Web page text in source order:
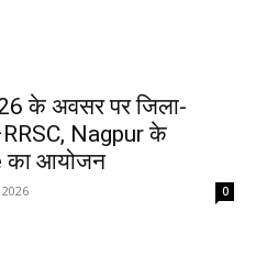
के अवसर पर जिला-
Nagpur के
का आयोजन
0